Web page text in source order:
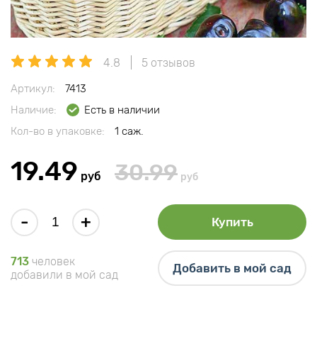
4.8 5 отзывов
Артикул:
7413
Наличие:
Есть в наличии
Кол-во в упаковке:
1 саж.
19.49 руб 30.99 руб
- + Купить
713 человек
добавили в мой сад
Добавить в мой сад